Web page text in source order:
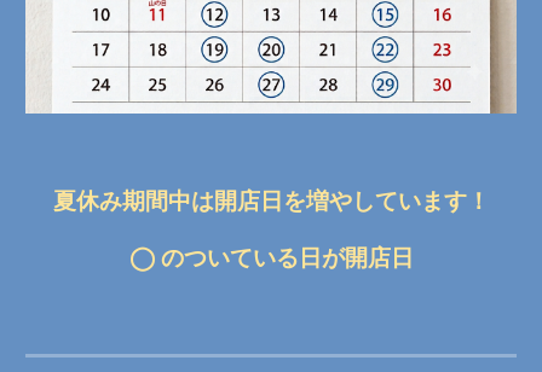
夏休み期間中は開店日を増やしています！
◯ のついている日が開店日